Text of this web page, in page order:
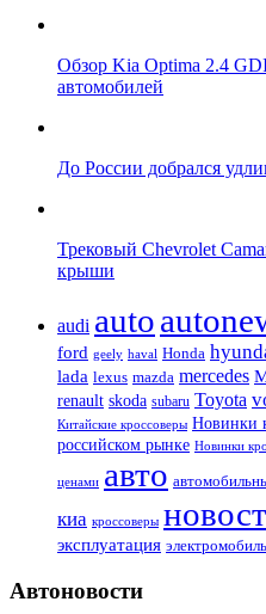
Обзор Kia Optima 2.4
автомобилей
До России добрался
Трековый Chevrolet
крыши
audi auto
ford geely haval Honda
lada lexus mazda mercedes
renault skoda subaru Toyota
Китайские кроссоверы Новинки
российском рынке Новинки
ценами авто
киа кроссоверы
эксплуатация электромобиль
Автоновости